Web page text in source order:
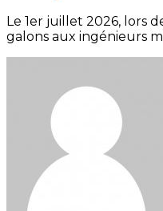
Le 1er juillet 2026, lors
galons aux ingénieurs